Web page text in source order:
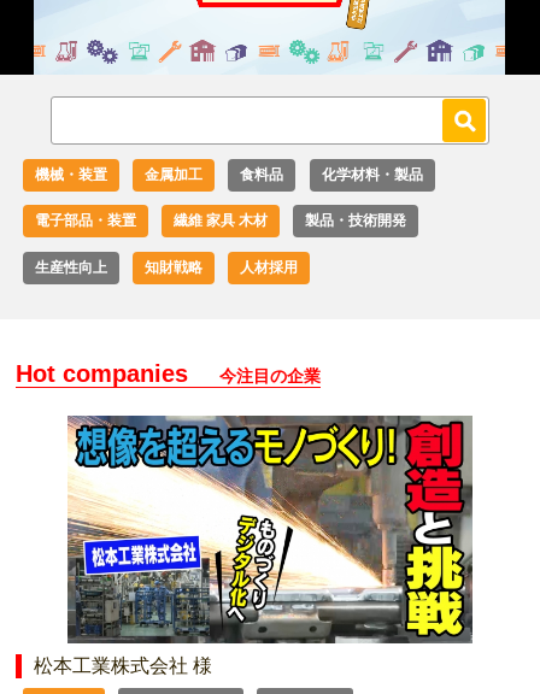
Unmute Loaded
:
機械・装置 金属加工 食料品 化学材料・製品
電子部品・装置 繊維 家具 木材 製品・技術開発
生産性向上 知財戦略 人材採用
Hot companies 今注目の企業
松本工業株式会社 様